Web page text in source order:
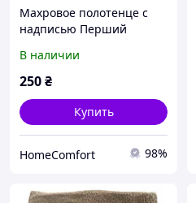
Махровое полотенце с
надписью Перший
В наличии
250₴
Купить
HomeComfort 98%